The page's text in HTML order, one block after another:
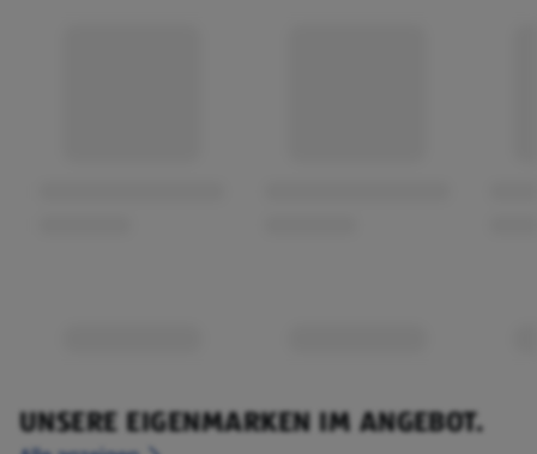
UNSERE EIGENMARKEN IM ANGEBOT.